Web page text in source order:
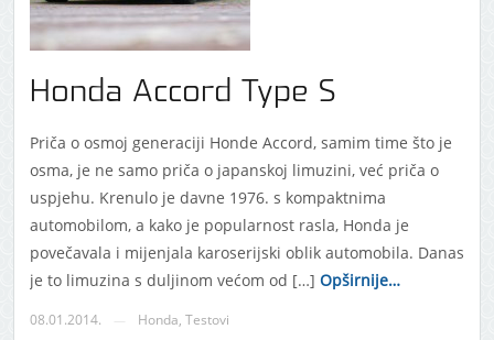
Honda Accord Type S
Priča o osmoj generaciji Honde Accord, samim time što je
osma, je ne samo priča o japanskoj limuzini, već priča o
uspjehu. Krenulo je davne 1976. s kompaktnima
automobilom, a kako je popularnost rasla, Honda je
povečavala i mijenjala karoserijski oblik automobila. Danas
je to limuzina s duljinom većom od […] Opširnije…
08.01.2014. Honda, Testovi